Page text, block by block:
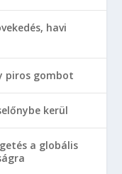
havi
piros gombot
kerül
a globális